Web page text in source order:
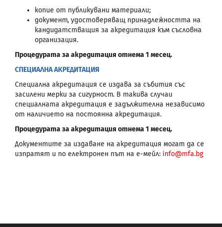
копие от публикувани материали;
документ, удостоверяващ принадлежността на
кандидатстващия за акредитация към съсловна
организация.
Процедурата за акредитация отнема 1 месец.
СПЕЦИАЛНА АКРЕДИТАЦИЯ
Специална акредитация се издава за събития със
засилени мерки за сигурност. В такива случаи
специалната акредитация е задължителна независимо
от наличието на постоянна акредитация.
Процедурата за акредитация отнема 1 месец.
Документите за издаване на акредитация могат да се
изпратят и по електронен път на е-мейл: info@mfa.bg